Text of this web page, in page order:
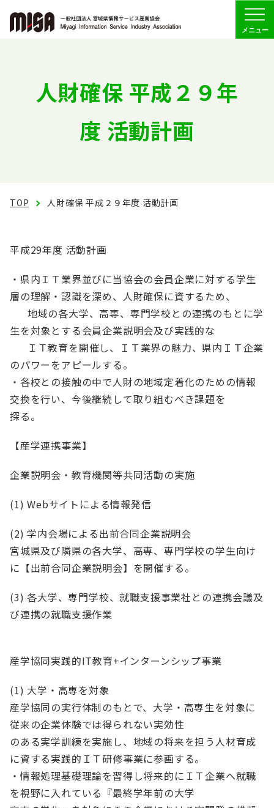
Menu
English
会員ログイン
入会案内
人財確保 平成２９年
度 活動計画
TOP 人財確保 平成２９年度 活動計画
平成29年度 活動計画
・県内ＩＴ業界並びに当協会の会員企業に対する学生
層の理解・認識を深め、人財確保に資するため、
地域の各大学、高専、専門学校との連携のもとに学
生を対象とする会員企業説明会及び実践的な
ＩＴ教育を開催し、ＩＴ業界の魅力、県内ＩＴ企業
のパワーをアピールする。
・各校との接触の中で人財の地域定着化のための情報
交換を行い、今後継続して取り組むべき課題を
探る。
【産学連携事業】
企業説明会・教育機関等共同活動の実施
(1) Webサイトによる情報発信
(2) 学内会場による出前合同企業説明会
宮城県及び隣県の各大学、高専、専門学校の学生向け
に【出前合同企業説明会】を開催する。
(3) 各大学、専門学校、就職支援事業社との連携会議及
び連携の就職支援作業
産学協同実践的IT教育+インターンシップ事業
(1) 大学・高専を対象
産学協同の実行体制のもとで、大学・高専生を対象に
従来の企業体験では得られない実効性
のある実学訓練を実施し、地域の将来を担う人材育成
に資する実践的ＩＴ研修事業に参画する。
・情報処理基礎理論を習得し将来的にＩＴ企業へ就職
を視野に入れている『最終学年前の大学